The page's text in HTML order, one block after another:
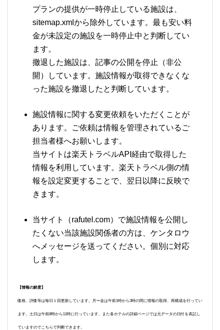
プランの提供が一時停止している施設は、
sitemap.xmlから除外しています。最も安い料
金が未設定の施設を一時停止中と判断してい
ます。
撤退した施設は、記事の公開を停止（非公
開）しています。施設情報が取得できなくな
った施設を撤退したと判断しています。
施設情報に関する変更依頼をいただくことが
あります。ご依頼は情報を管理されているご
担当者様へお願いします。
当サイトは楽天トラベルAPI経由で取得した
情報を利用しています。楽天トラベル側の情
報を設定変更することで、翌日以降に反映で
きます。
当サイト（rafutel.com）で施設情報を公開し
たくない当該施設関係者の方は、ケンタロウ
へメッセージを送ってください。個別に対応
します。
【情報の鮮度】
価格、評価等は毎日１回更新しています。月〜金は午前1時から3時の間に情報の取得、再構成を行ってい
ます。土日は午前8時から11時に行っています。また各ホテルの詳細ページでは元データの日付を表記し
ていますのでこちらで判断できます。